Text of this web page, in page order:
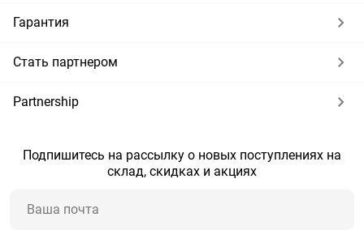
Гарантия
Стать партнером
Partnership
Подпишитесь на рассылку о новых поступлениях на
склад, скидках и акциях